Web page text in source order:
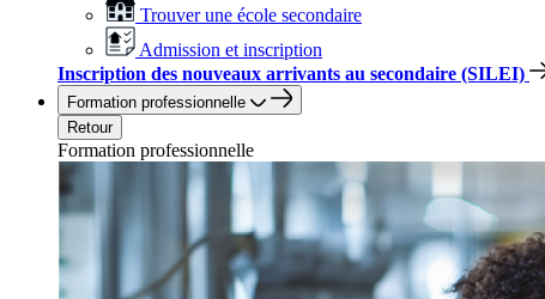
Trouver une école secondaire
Admission et inscription
Inscription des nouveaux arrivants au secondaire (SILEI)
Formation professionnelle
Retour
Formation professionnelle